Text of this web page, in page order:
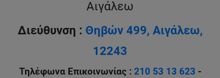
Αιγάλεω
Διεύθυνση : Θηβών 499, Αιγάλεω,
12243
Τηλέφωνα Επικοινωνίας : 210 53 13 623 -